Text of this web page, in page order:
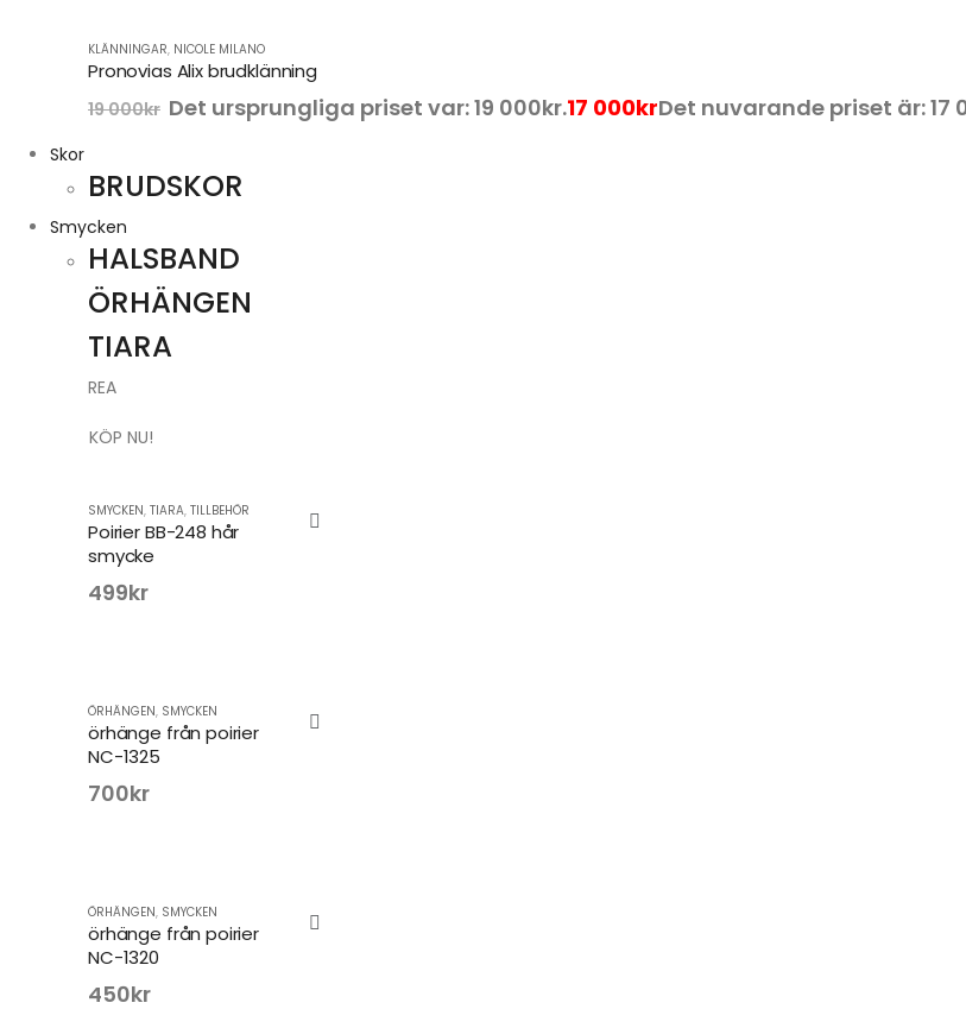
KLÄNNINGAR, NICOLE MILANO
Pronovias Alix brudklänning
19 000kr Det ursprungliga priset var: 19 000kr.17 000krDet nuvarande priset är: 17
Skor
BRUDSKOR
Smycken
HALSBAND
ÖRHÄNGEN
TIARA
REA
KÖP NU!
SMYCKEN, TIARA, TILLBEHÖR
Poirier BB-248 hår
smycke
499kr
ÖRHÄNGEN, SMYCKEN
örhänge från poirier
NC-1325
700kr
ÖRHÄNGEN, SMYCKEN
örhänge från poirier
NC-1320
450kr